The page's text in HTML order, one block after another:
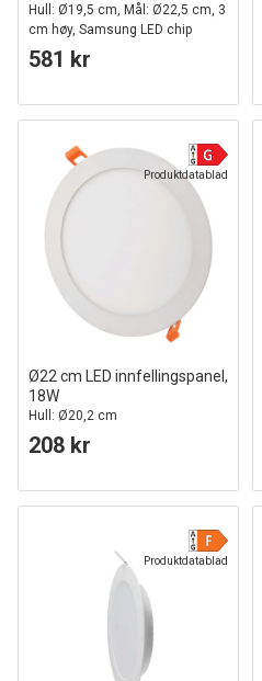
Hull: Ø19,5 cm, Mål: Ø22,5 cm, 3
cm høy, Samsung LED chip
581 kr
Produktdatablad
Ø22 cm LED innfellingspanel,
18W
Hull: Ø20,2 cm
208 kr
Produktdatablad